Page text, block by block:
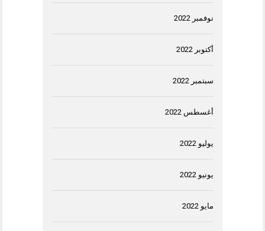
نوفمبر 2022
أكتوبر 2022
سبتمبر 2022
أغسطس 2022
يوليو 2022
يونيو 2022
مايو 2022